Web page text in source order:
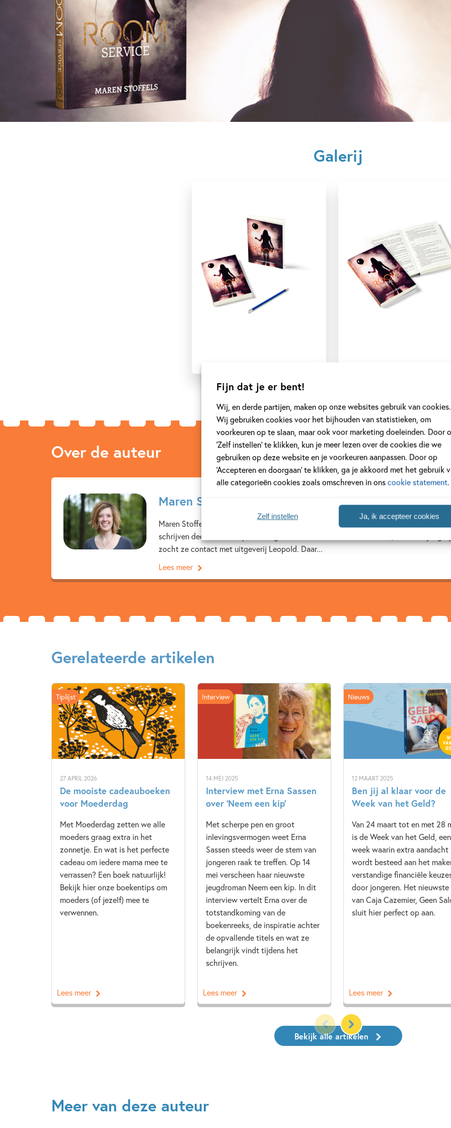
Fijn dat je er bent!
Wij, en derde partijen, maken op onze websites gebruik van cookies.
Wij gebruiken cookies voor het bijhouden van statistieken, om
voorkeuren op te slaan, maar ook voor marketing doeleinden. Door
‘Zelf instellen’ te klikken, kun je meer lezen over de cookies die we
gebruiken op deze website en je voorkeuren aanpassen. Door op
‘Accepteren en doorgaan’ te klikken, ga je akkoord met het gebruik
alle categorieën cookies zoals omschreven in onscookie statement.
Ja, ik accepteer cookies
Zelf instellen
Voor volwassenen
Maren Stoffels
Galerij
Over de auteur
Maren Stoffels
Maren Stoffels (1988, Amsterdam) groeide op in haar geboortestad bij haar ouders
schrijven deed ze het. Op haar negende maakte ze haar eerste boek, over een
zocht ze contact met uitgeverij Leopold. Daar...
Lees meer
Gerelateerde artikelen
27 APRIL 2026
De mooiste cadeauboeken
voor Moederdag
Met Moederdag zetten we alle
moeders graag extra in het
zonnetje. En wat is het perfecte
cadeau om iedere mama mee te
verrassen? Een boek natuurlijk!
Bekijk hier onze boekentips om
moeders (of jezelf) mee te
verwennen.
Tiplijst
Lees meer
14 MEI 2025
Interview met Erna Sassen
over ‘Neem een kip’
Met scherpe pen en groot
inlevingsvermogen weet Erna
Sassen steeds weer de stem van
jongeren raak te treffen. Op 14
mei verscheen haar nieuwste
jeugdroman Neem een kip. In dit
interview vertelt Erna over de
totstandkoming van de
boekenreeks, de inspiratie achter
de opvallende titels en wat ze
belangrijk vindt tijdens het
schrijven.
Interview
Lees meer
12 MAART 2025
Ben jij al klaar voor de
Week van het Geld?
Van 24 maart tot en met 28
is de Week van het Geld, een
week waarin extra aandacht
wordt besteed aan het
verstandige financiële
door jongeren. Het
van Caja Cazemier, Geen
sluit hier perfect op aan.
Nieuws
Lees meer
Bekijk alle artikelen
Meer van deze auteur